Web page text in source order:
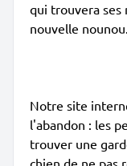
qui trouvera ses
nouvelle nounou.
Notre site
l'abandon : les
trouver une
chien de ne pas